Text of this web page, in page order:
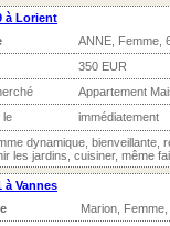
à Lorient
ANNE, Femme,
350 EUR
Appartement
le
immédiatement
dynamique, bienveillante,
les jardins, cuisiner, même
à Vannes
Marion,